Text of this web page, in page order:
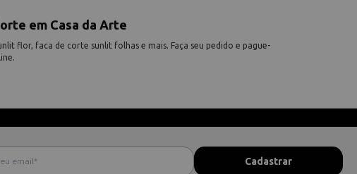
em Casa da Arte
flor, faca de corte sunlit folhas e mais. Faça seu pedido e pague-